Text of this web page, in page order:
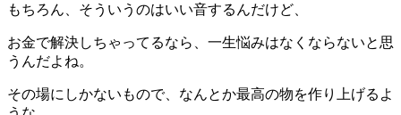
もちろん、そういうのはいい音するんだけど、
お金で解決しちゃってるなら、一生悩みはなくならないと思
うんだよね。
その場にしかないもので、なんとか最高の物を作り上げるよ